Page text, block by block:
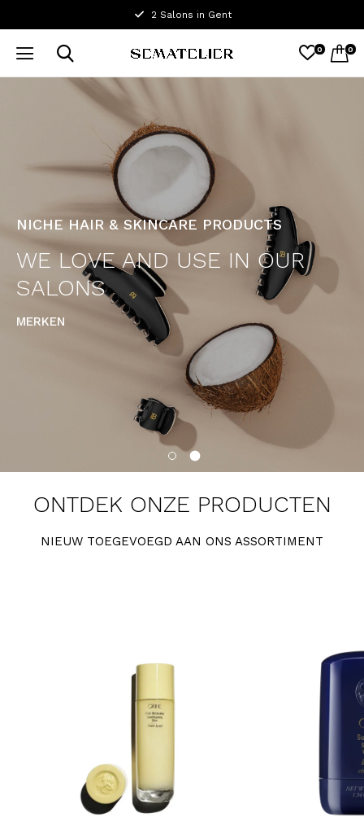
0 0
2 Salons in Gent
NICHE HAIR & SKINCARE PRODUCTS
WE LOVE AND USE IN OUR
SALONS
MERKEN
ONTDEK ONZE PRODUCTEN
NIEUW TOEGEVOEGD AAN ONS ASSORTIMENT